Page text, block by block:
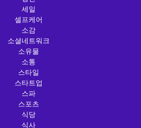
세일
셀프케어
소감
소셜네트워크
소유물
소통
스타일
스타트업
스파
스포츠
식당
식사